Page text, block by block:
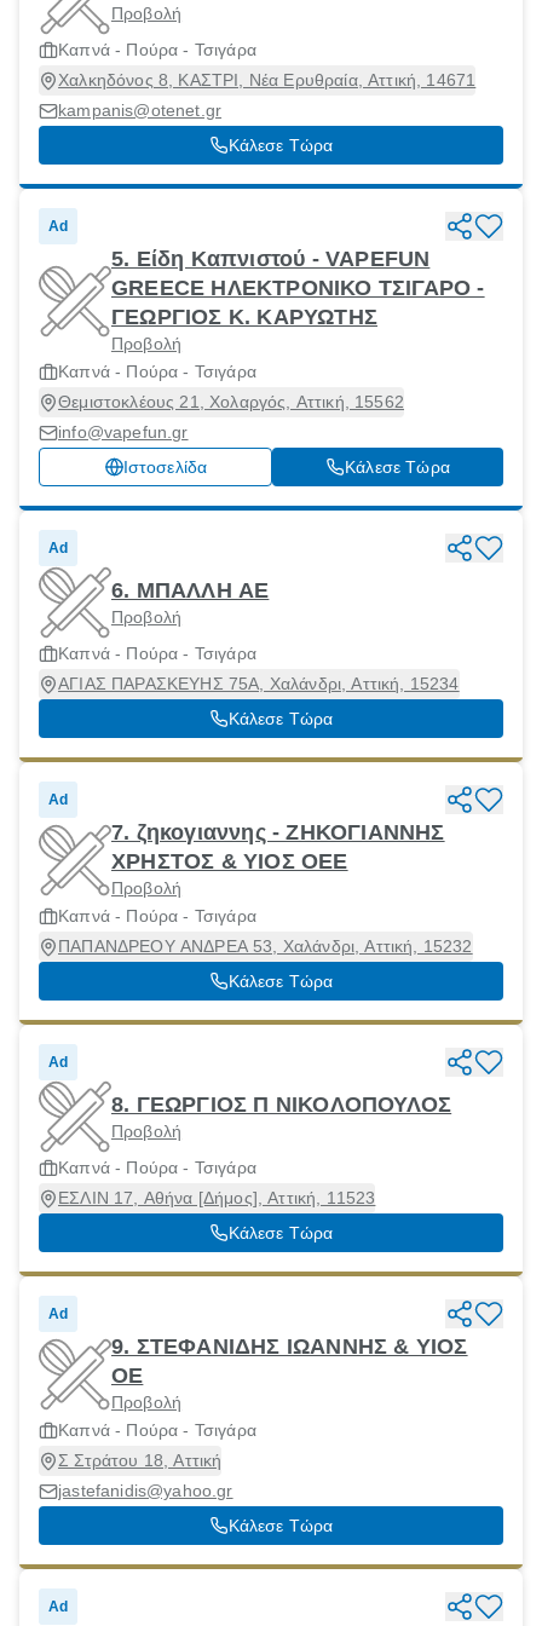
Προβολή
Καπνά - Πούρα - Τσιγάρα
Χαλκηδόνος 8, ΚΑΣΤΡΙ, Νέα Ερυθραία, Αττική, 14671
kampanis@otenet.gr
Κάλεσε Τώρα
Ad
5. Είδη Καπνιστού - VAPEFUN
GREECE ΗΛΕΚΤΡΟΝΙΚΟ ΤΣΙΓΑΡΟ -
ΓΕΩΡΓΙΟΣ Κ. ΚΑΡΥΩΤΗΣ
Προβολή
Καπνά - Πούρα - Τσιγάρα
Θεμιστοκλέους 21, Χολαργός, Αττική, 15562
info@vapefun.gr
Ιστοσελίδα
Κάλεσε Τώρα
Ad
6. ΜΠΑΛΛΗ ΑΕ
Προβολή
Καπνά - Πούρα - Τσιγάρα
ΑΓΙΑΣ ΠΑΡΑΣΚΕΥΗΣ 75Α, Χαλάνδρι, Αττική, 15234
Κάλεσε Τώρα
Ad
7. ζηκογιαννης - ΖΗΚΟΓΙΑΝΝΗΣ
ΧΡΗΣΤΟΣ & ΥΙΟΣ ΟΕΕ
Προβολή
Καπνά - Πούρα - Τσιγάρα
ΠΑΠΑΝΔΡΕΟΥ ΑΝΔΡΕΑ 53, Χαλάνδρι, Αττική, 15232
Κάλεσε Τώρα
Ad
8. ΓΕΩΡΓΙΟΣ Π ΝΙΚΟΛΟΠΟΥΛΟΣ
Προβολή
Καπνά - Πούρα - Τσιγάρα
ΕΣΛΙΝ 17, Αθήνα [Δήμος], Αττική, 11523
Κάλεσε Τώρα
Ad
9. ΣΤΕΦΑΝΙΔΗΣ ΙΩΑΝΝΗΣ & ΥΙΟΣ
ΟΕ
Προβολή
Καπνά - Πούρα - Τσιγάρα
Σ Στράτου 18, Αττική
jastefanidis@yahoo.gr
Κάλεσε Τώρα
Ad